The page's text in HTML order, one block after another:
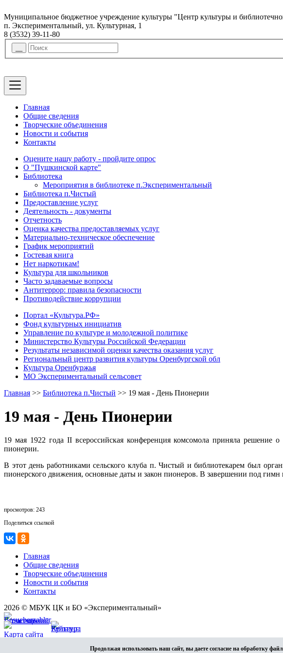
Муниципальное бюджетное учреждение культуры "Центр культуры и
п. Экспериментальный, ул. Культурная, 1
8 (3532) 39-11-80
Главная
Общие сведения
Творческие объединения
Новости и события
Контакты
Оцените нашу работу - пройдите опрос
О "Пушкинской карте"
Библиотека
Мероприятия в библиотеке п.Экспериментальный
Библиотека п.Чистый
Предоставление услуг
Деятельность - документы
Отчетность
Оценка качества предоставляемых услуг
Материально-техническое обеспечение
График мероприятий
Гостевая книга
Нет наркотикам!
Культура для школьников
Часто задаваемые вопросы
Антитеррор: правила безопасности
Противодействие коррупции
Портал «Культура.РФ»
Фонд культурных инициатив
Управление по культуре и молодежной политике
Министерство Культуры Российской Федерации
Результаты независимой оценки качества оказания услуг
Региональный центр развития культуры Оренбургской обл
Культура Оренбуржья
МО Экспериментальный сельсовет
Главная >> Библиотека п.Чистый >> 19 мая - День Пионерии
19 мая - День Пионерии
19 мая 1922 года II всероссийская конференция комсомола приняла
пионерии.
В этот день работниками сельского клуба п. Чистый и библиотекарем был
пионерского движения, основные даты и закон пионеров. В завершении под гимн
просмотров: 243
Поделиться ссылкой
Главная
Общие сведения
Творческие объединения
Новости и события
Контакты
2026 © МБУК ЦК и БО «Экспериментальный»
Карта сайта
Продолжая использовать наш сайт, вы даете согласие на обработку